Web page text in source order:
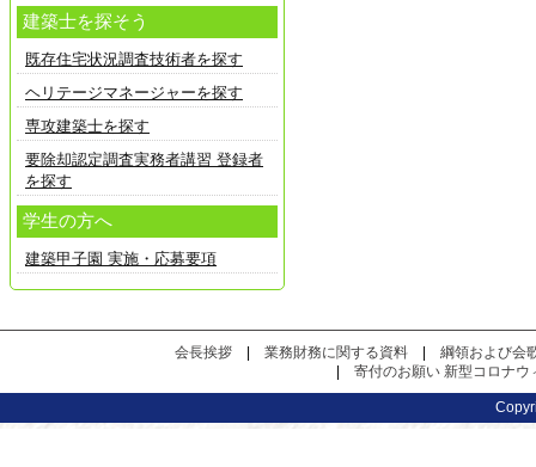
建築士を探そう
既存住宅状況調査技術者を探す
ヘリテージマネージャーを探す
専攻建築士を探す
要除却認定調査実務者講習 登録者
を探す
学生の方へ
建築甲子園 実施・応募要項
会長挨拶| 業務財務に関する資料| 綱領および会
寄付のお願い 新型コロナウ